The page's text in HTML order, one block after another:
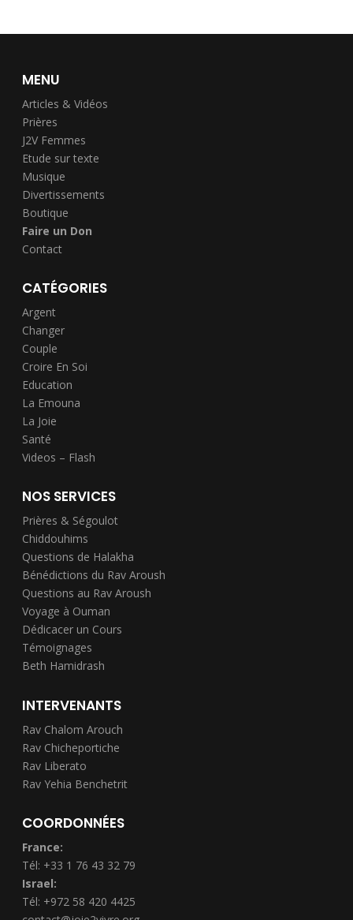
MENU
Articles & Vidéos
Prières
J2V Femmes
Etude sur texte
Musique
Divertissements
Boutique
Faire un Don
Contact
CATÉGORIES
Argent
Changer
Couple
Croire En Soi
Education
La Emouna
La Joie
Santé
Videos – Flash
NOS SERVICES
Prières & Ségoulot
Chiddouhims
Questions de Halakha
Bénédictions du Rav Aroush
Questions au Rav Aroush
Voyage à Ouman
Dédicacer un Cours
Témoignages
Beth Hamidrash
INTERVENANTS
Rav Chalom Arouch
Rav Chicheportiche
Rav Liberato
Rav Yehia Benchetrit
COORDONNÉES
France:
Tél: +33 1 76 43 32 79
Israel:
Tél: +972 58 420 4425